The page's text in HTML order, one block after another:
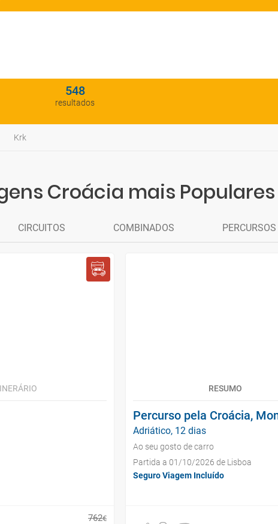
548
resultados
Krk
Croácia mais Populares
CIRCUITOS COMBINADOS
762€
RESUMO
Percurso pela Croácia,
Adriático, 12 dias
Ao seu gosto de carro
Partida a 01/10/2026 de Lisboa
Seguro Viagem Incluído